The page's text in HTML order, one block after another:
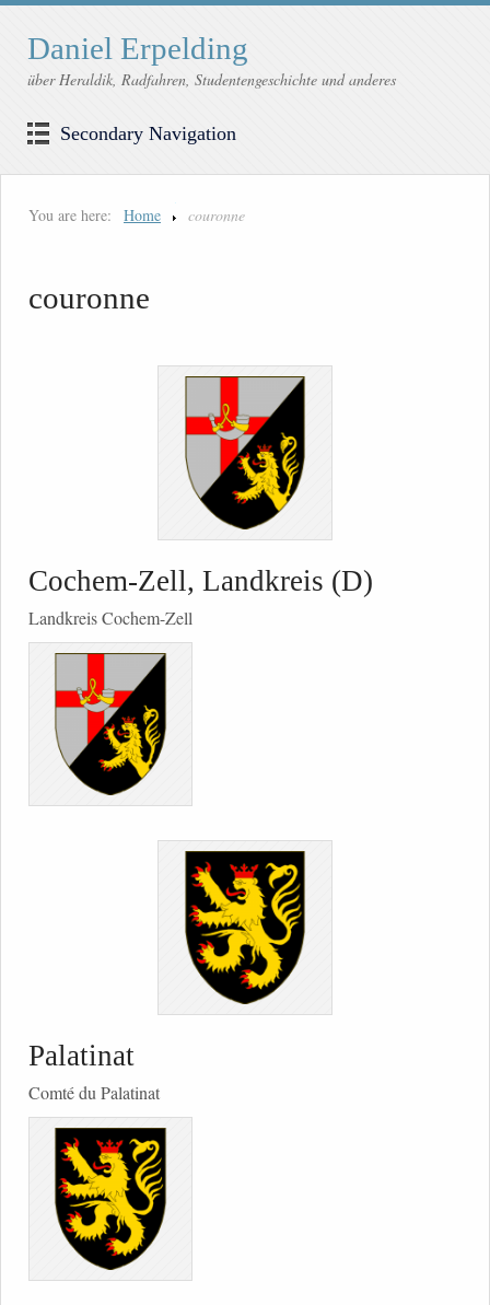
Daniel Erpelding
über Heraldik, Radfahren, Studentengeschichte und anderes
Secondary Navigation
You are here: Home couronne
couronne
Cochem-Zell, Landkreis (D)
Landkreis Cochem-Zell
Palatinat
Comté du Palatinat